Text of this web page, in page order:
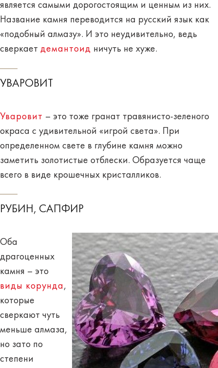
является самыми дорогостоящим и ценным из них.
Название камня переводится на русский язык как
«подобный алмазу». И это неудивительно, ведь
сверкает демантоид ничуть не хуже.
УВАРОВИТ
Уваровит – это тоже гранат травянисто-зеленого
окраса с удивительной «игрой света». При
определенном свете в глубине камня можно
заметить золотистые отблески. Образуется чаще
всего в виде крошечных кристалликов.
РУБИН, САПФИР
Оба
драгоценных
камня – это
виды корунда,
которые
сверкают чуть
меньше алмаза,
но зато по
степени